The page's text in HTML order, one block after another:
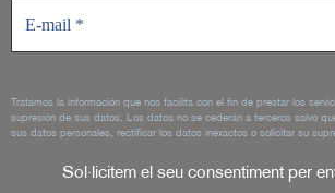
Tratamos la información que nos facilita con el fin de prestar los
supresión de sus datos. Los datos no se cederán a terceros salvo
sus datos personales, rectificar los datos inexactos o solicitar su
Sol·licitem el seu consentiment per